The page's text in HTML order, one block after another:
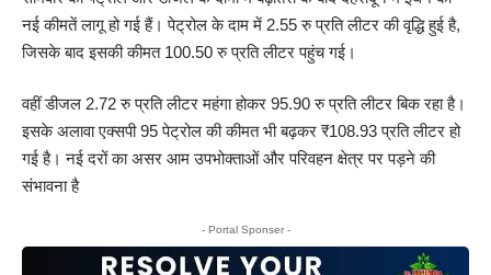
नई कीमतें लागू हो गई हैं। पेट्रोल के दाम में 2.55 रु प्रति लीटर की वृद्धि हुई है,
जिसके बाद इसकी कीमत 100.50 रु प्रति लीटर पहुंच गई।
वहीं डीजल 2.72 रु प्रति लीटर महंगा होकर 95.90 रु प्रति लीटर बिक रहा है।
इसके अलावा एक्सपी 95 पेट्रोल की कीमत भी बढ़कर ₹108.93 प्रति लीटर हो
गई है। नई दरों का असर आम उपभोक्ताओं और परिवहन क्षेत्र पर पड़ने की
संभावना है
- Portal Sponser -